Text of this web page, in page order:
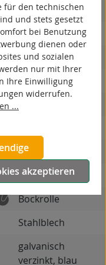
Bockrolle
Stahlblech
galvanisch
verzinkt, blau
für den technischen
und stets gesetzt
bei Benutzung
dienen oder
und sozialen
nur mit Ihrer
Ihre Einwilligung
widerrufen.
...
akzeptieren